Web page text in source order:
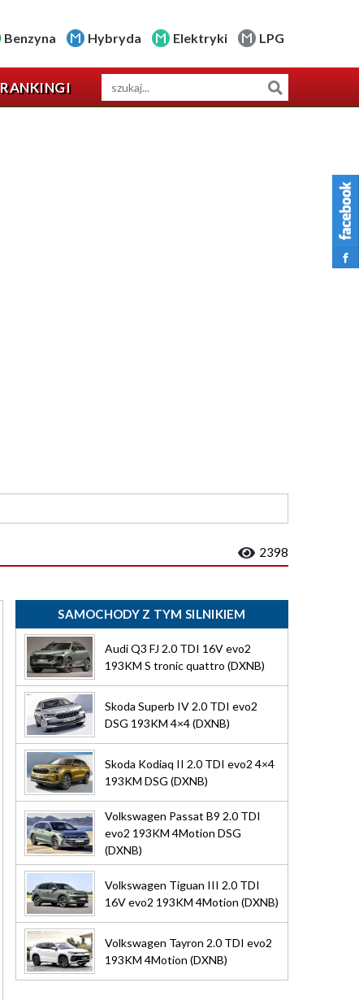
Benzyna Hybryda Elektryki LPG
RANKINGI
2398
SAMOCHODY Z TYM SILNIKIEM
Audi Q3 FJ 2.0 TDI 16V evo2
193KM S tronic quattro (DXNB)
Skoda Superb IV 2.0 TDI evo2
DSG 193KM 4×4 (DXNB)
Skoda Kodiaq II 2.0 TDI evo2 4×4
193KM DSG (DXNB)
Volkswagen Passat B9 2.0 TDI
evo2 193KM 4Motion DSG
(DXNB)
Volkswagen Tiguan III 2.0 TDI
16V evo2 193KM 4Motion (DXNB)
Volkswagen Tayron 2.0 TDI evo2
193KM 4Motion (DXNB)